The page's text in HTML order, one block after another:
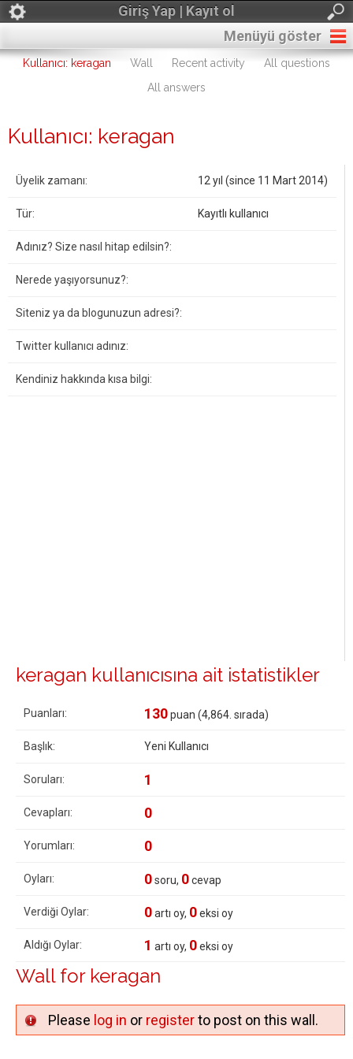
Giriş Yap | Kayıt ol
Menüyü göster
Kullanıcı: keragan Wall Recent activity
All questions
All answers
Kullanıcı: keragan
Üyelik zamanı: 12 yıl (since 11 Mart 2014)
Tür: Kayıtlı kullanıcı
Adınız? Size nasıl hitap edilsin?:
Nerede yaşıyorsunuz?:
Siteniz ya da blogunuzun adresi?:
Twitter kullanıcı adınız:
Kendiniz hakkında kısa bilgi:
keragan kullanıcısına ait istatistikler
Puanları: 130puan (4,864 . sırada)
Başlık: Yeni Kullanıcı
Soruları: 1
Cevapları: 0
Yorumları: 0
Oyları: 0soru, 0cevap
Verdiği Oylar: 0artı oy, 0eksi oy
Aldığı Oylar: 1 artı oy, 0eksi oy
Wall for keragan
Please log in or registerto post on this wall.